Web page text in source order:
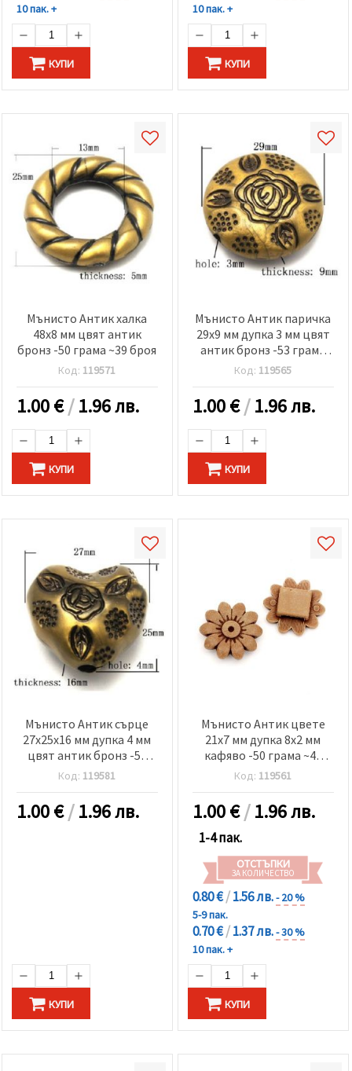
10 пак. +
КУПИ
10 пак. +
КУПИ
Мънисто Антик халка
48x8 мм цвят антик
бронз -50 грама ~39 броя
Код: 119571
1.00€/1.96 лв.
КУПИ
Мънисто Антик паричка
29x9 мм дупка 3 мм цвят
антик бронз -53 грама
~12 броя
Код: 119565
1.00€/1.96 лв.
КУПИ
Мънисто Антик сърце
27x25x16 мм дупка 4 мм
цвят антик бронз -50
грама ~8 броя
Код: 119581
1.00€/1.96 лв.
КУПИ
Мънисто Антик цвете
21x7 мм дупка 8x2 мм
кафяво -50 грама ~45
броя
Код: 119561
1.00€/1.96 лв.
1-4 пак.
ОТСТЪПКИ
ЗА КОЛИЧЕСТВО
0.80 €/1.56 лв.- 20 %
5-9 пак.
0.70 €/1.37 лв.- 30 %
10 пак. +
КУПИ